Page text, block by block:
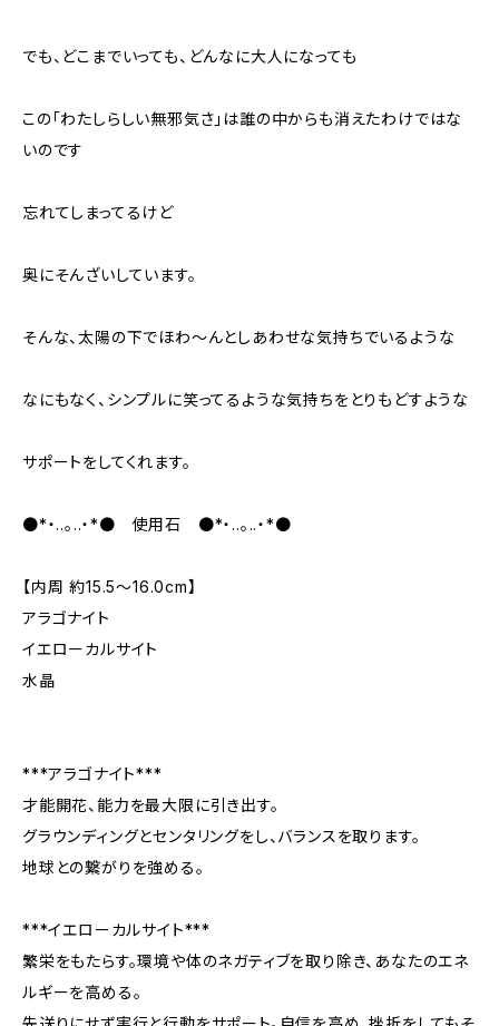
でも、どこまでいっても、どんなに大人になっても
この「わたしらしい無邪気さ」は誰の中からも消えたわけではな
いのです
忘れてしまってるけど
奥にそんざいしています。
そんな、太陽の下でほわ～んとしあわせな気持ちでいるような
なにもなく、シンプルに笑ってるような気持ちをとりもどすような
サポートをしてくれます。
●*・..。..・*● 使用石 ●*・..。..・*●
【内周 約15.5～16.0cm】
アラゴナイト
イエローカルサイト
水晶
***アラゴナイト***
才能開花、能力を最大限に引き出す。
グラウンディングとセンタリングをし、バランスを取ります。
地球との繋がりを強める。
***イエローカルサイト***
繁栄をもたらす。環境や体のネガティブを取り除き、あなたのエネ
ルギーを高める。